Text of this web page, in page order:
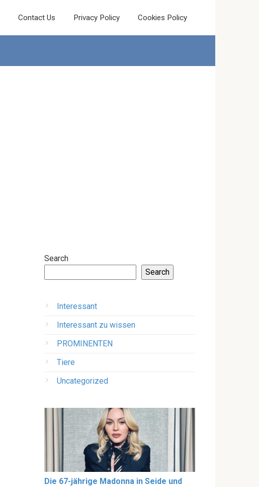
Contact Us Privacy Policy Cookies Policy
Search
Search
Interessant
Interessant zu wissen
PROMINENTEN
Tiere
Uncategorized
Die 67-jährige Madonna in Seide und